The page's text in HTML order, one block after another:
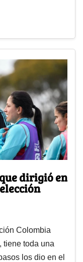
dirigió en
Colombia
tiene toda una
los dio en el